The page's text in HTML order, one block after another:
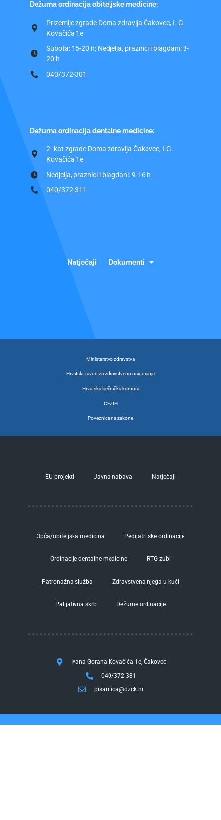
Dežurna ordinacija obiteljske medicine:
Prizemlje zgrade Doma zdravlja Čakovec, I. G.
Kovačića 1e
Subota: 15-20 h; Nedjelja, praznici i blagdani: 8-
20 h
040/372-301
Dežurna ordinacija dentalne medicine:
2. kat zgrade Doma zdravlja Čakovec, I.G.
Kovačića 1e
Nedjelja, praznici i blagdani: 9-16 h
040/372-311
Natječaji Dokumenti
Ministarstvo zdravstva
Hrvatski zavod za zdravstveno osiguranje
Hrvatska liječnička komora
CEZIH
Poveznica na zakone
EU projekti Javna nabava Natječaji
Opća/obiteljska medicina Pedijatrijske ordinacije
Ordinacije dentalne medicine RTG zubi
Patronažna služba Zdravstvena njega u kući
Palijativna skrb Dežurne ordinacije
Ivana Gorana Kovačića 1e, Čakovec
040/372-381
pisarnica@dzck.hr